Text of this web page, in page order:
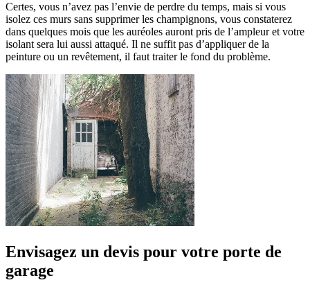
Certes, vous n’avez pas l’envie de perdre du temps, mais si vous
isolez ces murs sans supprimer les champignons, vous constaterez
dans quelques mois que les auréoles auront pris de l’ampleur et votre
isolant sera lui aussi attaqué. Il ne suffit pas d’appliquer de la
peinture ou un revêtement, il faut traiter le fond du problème.
Envisagez un devis pour votre porte de
garage